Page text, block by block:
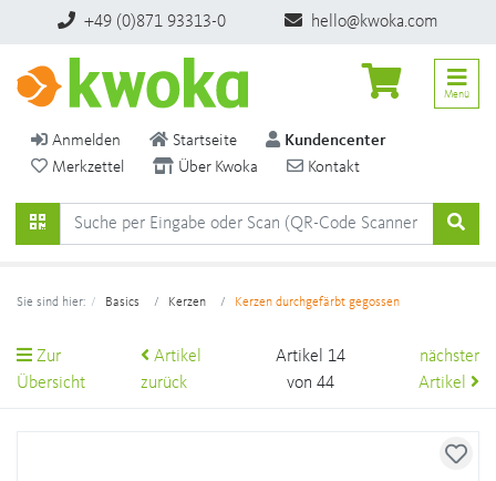
+49 (0)871 93313-0 hello@kwoka.com
Anmelden Startseite
Kundencenter
Merkzettel
Über Kwoka Kontakt
Menü
Sie sind hier: Basics Kerzen Kerzen durchgefärbt gegossen
Zur
Übersicht
Artikel
zurück
Artikel 14
von 44
nächster
Artikel